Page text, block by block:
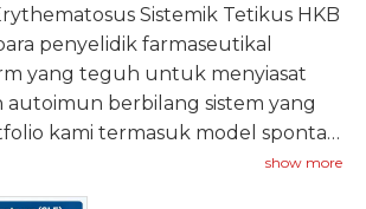
Sistemik Tetikus HKB
penyelidik farmaseutikal
yang teguh untuk menyiasat
autoimun berbilang sistem yang
kami termasuk model spontan
lpr), dan model teraruh yang
fenotip lupus termasuk
show more